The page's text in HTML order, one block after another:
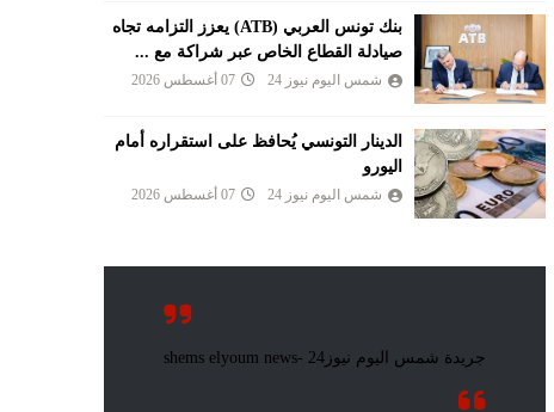
بنك تونس العربي (ATB) يعزز التزامه تجاه
صيادلة القطاع الخاص عبر شراكة مع ...
شمس اليوم نيوز 24 07 أغسطس 2026
الدينار التونسي يُحافظ على استقراره أمام
اليورو
شمس اليوم نيوز 24 07 أغسطس 2026